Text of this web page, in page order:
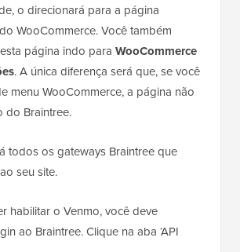
o direcionará para a página
WooCommerce. Você também
página indo para WooCommerce
. A única diferença será que, se você
menu WooCommerce, a página não
do Braintree.
todos os gateways Braintree que
seu site.
habilitar o Venmo, você deve
ao Braintree. Clique na aba ‘API